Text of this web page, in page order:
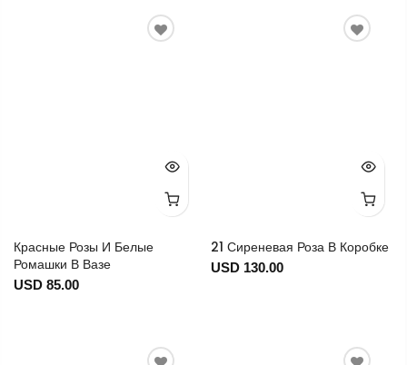
Красные Розы И Белые
Ромашки В Вазе
USD 85.00
21 Сиреневая Роза В Коробке
USD 130.00